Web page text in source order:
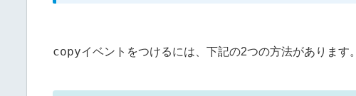
copyイベントをつけるには、下記の2つの方法があります。